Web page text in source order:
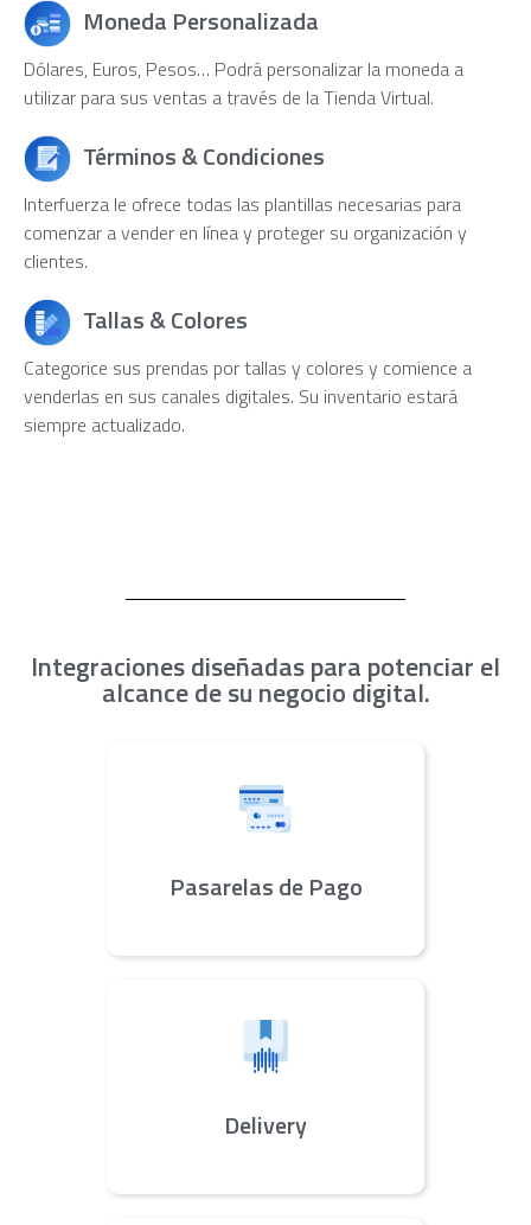
Moneda Personalizada
Dólares, Euros, Pesos… Podrá personalizar la moneda a
utilizar para sus ventas a través de la Tienda Virtual.
Términos & Condiciones
Interfuerza le ofrece todas las plantillas necesarias para
comenzar a vender en línea y proteger su organización y
clientes.
Tallas & Colores
Categorice sus prendas por tallas y colores y comience a
venderlas en sus canales digitales. Su inventario estará
siempre actualizado.
Integraciones diseñadas para potenciar el
alcance de su negocio digital.
Pasarelas de Pago
Delivery